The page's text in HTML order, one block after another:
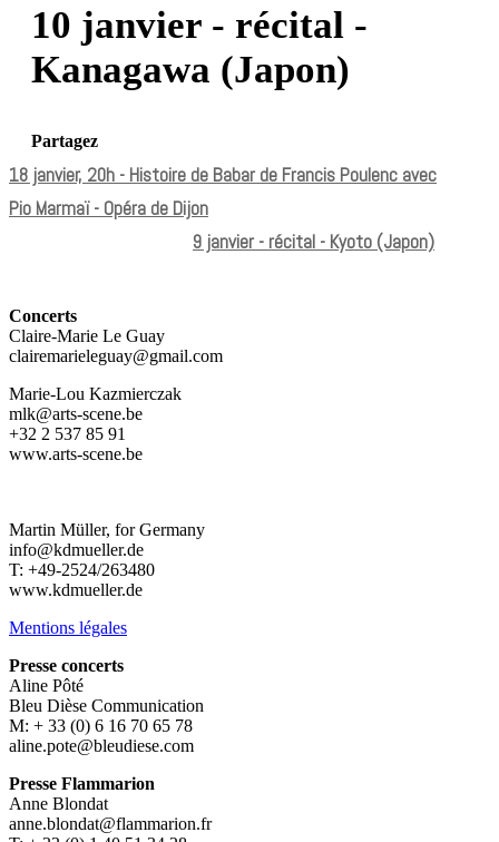
10 janvier - récital -
Kanagawa (Japon)
Partagez
18 janvier, 20h - Histoire de Babar de Francis Poulenc avec
Pio Marmaï - Opéra de Dijon
9 janvier - récital - Kyoto (Japon)
Concerts
Claire-Marie Le Guay
clairemarieleguay@gmail.com
Marie-Lou Kazmierczak
mlk@arts-scene.be
+32 2 537 85 91
www.arts-scene.be
Martin Müller, for Germany
info@kdmueller.de
T: +49-2524/263480
www.kdmueller.de
Mentions légales
Presse concerts
Aline Pôté
Bleu Dièse Communication
M: + 33 (0) 6 16 70 65 78
aline.pote@bleudiese.com
Presse Flammarion
Anne Blondat
anne.blondat@flammarion.fr